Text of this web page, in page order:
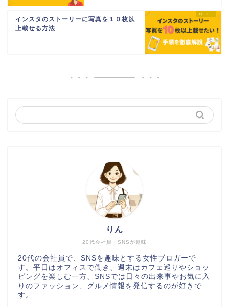
インスタのストーリーに写真を１０枚以
上載せる方法
20代会社員・SNSが趣味
りん
20代の会社員で、SNSを趣味とする女性ブロガーで
す。平日はオフィスで働き、週末はカフェ巡りやショッ
ピングを楽しむ一方、SNSでは日々の出来事やお気に入
りのファッション、グルメ情報を発信するのが好きで
す。